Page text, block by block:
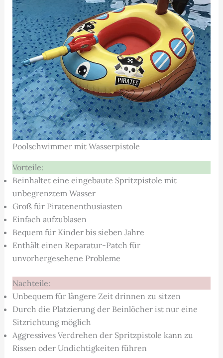
Poolschwimmer mit Wasserpistole
Vorteile:
Beinhaltet eine eingebaute Spritzpistole mit
unbegrenztem Wasser
Groß für Piratenenthusiasten
Einfach aufzublasen
Bequem für Kinder bis sieben Jahre
Enthält einen Reparatur-Patch für
unvorhergesehene Probleme
Nachteile:
Unbequem für längere Zeit drinnen zu sitzen
Durch die Platzierung der Beinlöcher ist nur eine
Sitzrichtung möglich
Aggressives Verdrehen der Spritzpistole kann zu
Rissen oder Undichtigkeiten führen